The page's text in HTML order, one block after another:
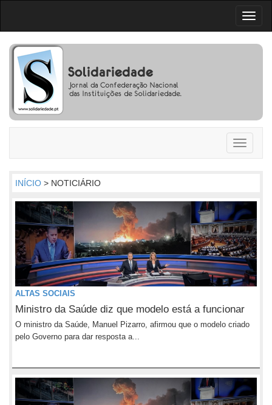
Toggle
INÍCIO > NOTICIÁRIO
ALTAS SOCIAIS
Ministro da Saúde diz que modelo está a funcionar
O ministro da Saúde, Manuel Pizarro, afirmou que o modelo criado
pelo Governo para dar resposta a...